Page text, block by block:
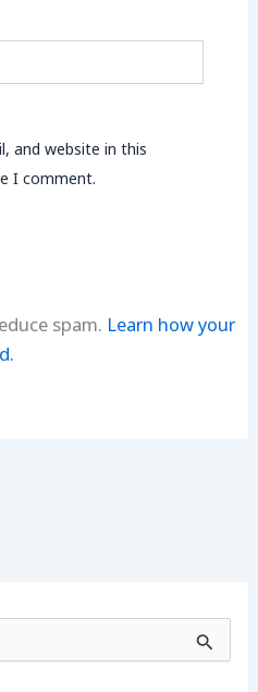
and website in this
I comment.
spam. Learn how your